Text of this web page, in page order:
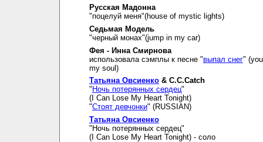
Русская Мадонна
"поцелуй меня"(house of mystic lights)
Седьмая Модель
"черный монах"(jump in my car)
Фея - Инна Смирнова
использовала сэмплы к песне "выпал снег"
my soul)
Татьяна Овсиенко & C.C.Catch
" Ночь потерянных сердец"
(I Can Lose My Heart Tonight)
"Стоят девчонки" (RUSSIAN)
Татьяна Овсиенко
"Ночь потерянных сердец"
(I Can Lose My Heart Tonight) - соло